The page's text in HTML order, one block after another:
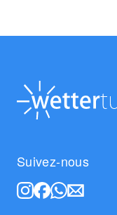
Suivez-nous